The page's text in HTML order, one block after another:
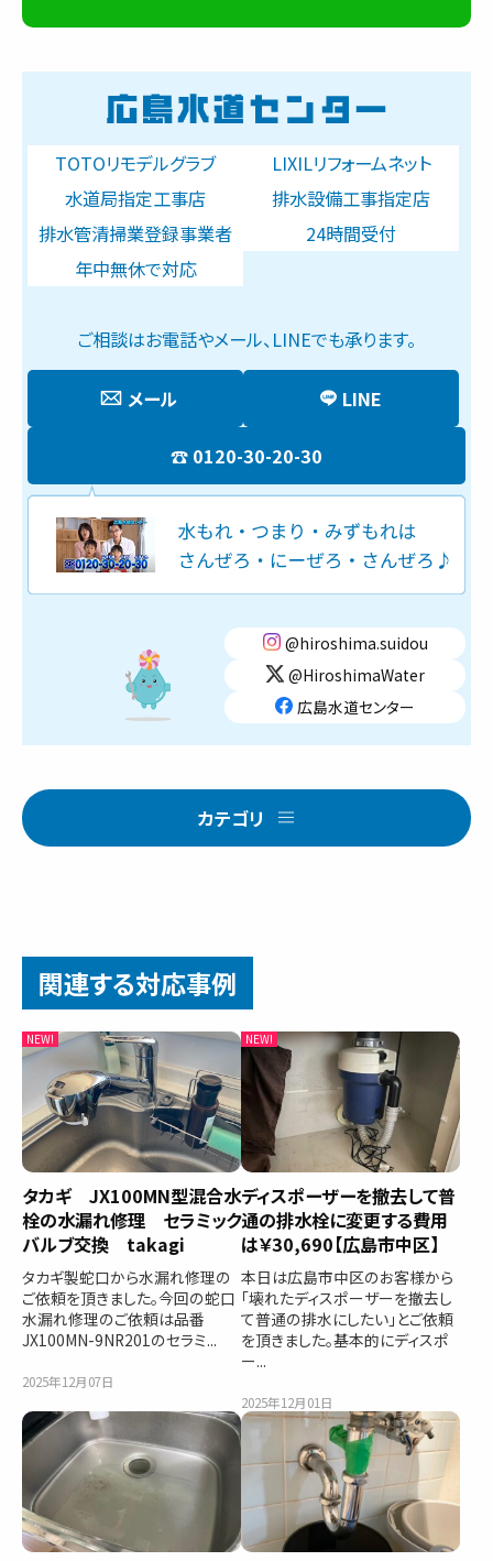
TOTOリモデルグラブ
LIXILリフォームネット
水道局指定工事店
排水設備工事指定店
排水管清掃業登録事業者
24時間受付
年中無休で対応
ご相談はお電話やメール、LINEでも承ります。
0120-30-20-30
メール LINE
@hiroshima.suidou
@HiroshimaWater
広島水道センター
カテゴリ
関連する対応事例
タカギ JX100MN型混合水
栓の水漏れ修理 セラミック
バルブ交換 takagi
タカギ製蛇口から水漏れ修理の
ご依頼を頂きました。今回の蛇口
水漏れ修理のご依頼は品番
JX100MN-9NR201のセラミ...
2025年12月07日
ディスポーザーを撤去して普
通の排水栓に変更する費用
は￥30,690【広島市中区】
本日は広島市中区のお客様から
「壊れたディスポーザーを撤去し
て普通の排水にしたい」とご依頼
を頂きました。基本的にディスポ
ー...
2025年12月01日